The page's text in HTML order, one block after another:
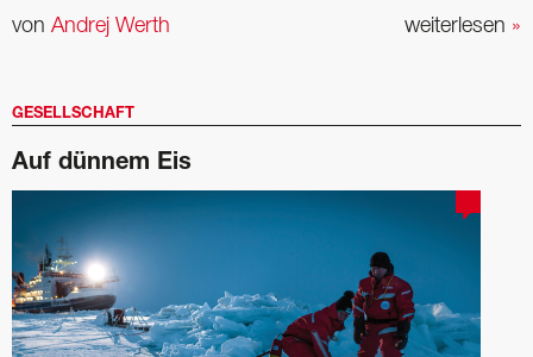
weiterlesen »
von Andrej Werth
GESELLSCHAFT
Auf dünnem Eis